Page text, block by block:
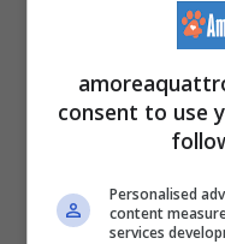
reagire rivoltandosi
Sappiamo tutti
nostri amici
ci ringhia contro,
infastiditoda un
consent to use
Personalised
content
services